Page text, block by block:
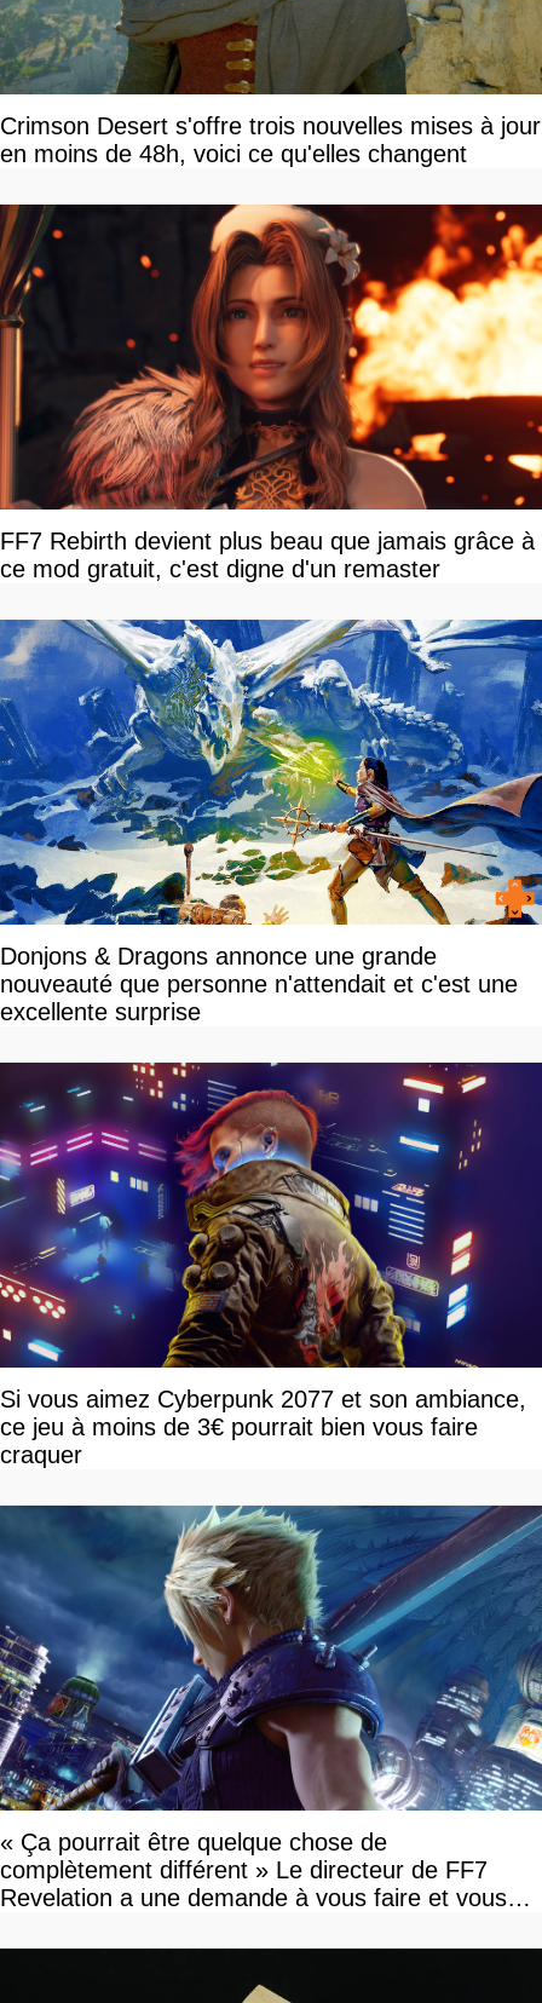
Crimson Desert s'offre trois nouvelles mises à jour
en moins de 48h, voici ce qu'elles changent
FF7 Rebirth devient plus beau que jamais grâce à
ce mod gratuit, c'est digne d'un remaster
Donjons & Dragons annonce une grande
nouveauté que personne n'attendait et c'est une
excellente surprise
Si vous aimez Cyberpunk 2077 et son ambiance,
ce jeu à moins de 3€ pourrait bien vous faire
craquer
« Ça pourrait être quelque chose de
complètement différent » Le directeur de FF7
Revelation a une demande à vous faire et vous